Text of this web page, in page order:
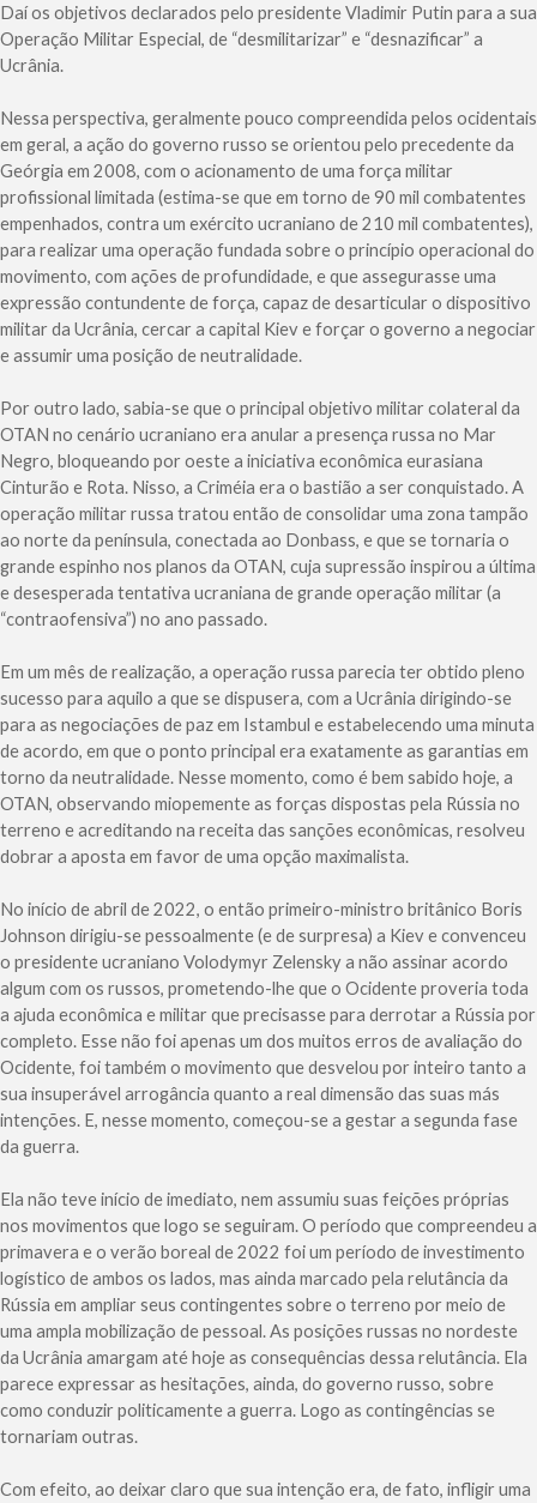
Daí os objetivos declarados pelo presidente Vladimir Putin para a sua
Operação Militar Especial, de “desmilitarizar” e “desnazificar” a
Ucrânia.
Nessa perspectiva, geralmente pouco compreendida pelos ocidentais
em geral, a ação do governo russo se orientou pelo precedente da
Geórgia em 2008, com o acionamento de uma força militar
profissional limitada (estima-se que em torno de 90 mil combatentes
empenhados, contra um exército ucraniano de 210 mil combatentes),
para realizar uma operação fundada sobre o princípio operacional do
movimento, com ações de profundidade, e que assegurasse uma
expressão contundente de força, capaz de desarticular o dispositivo
militar da Ucrânia, cercar a capital Kiev e forçar o governo a negociar
e assumir uma posição de neutralidade.
Por outro lado, sabia-se que o principal objetivo militar colateral da
OTAN no cenário ucraniano era anular a presença russa no Mar
Negro, bloqueando por oeste a iniciativa econômica eurasiana
Cinturão e Rota. Nisso, a Criméia era o bastião a ser conquistado. A
operação militar russa tratou então de consolidar uma zona tampão
ao norte da península, conectada ao Donbass, e que se tornaria o
grande espinho nos planos da OTAN, cuja supressão inspirou a última
e desesperada tentativa ucraniana de grande operação militar (a
“contraofensiva”) no ano passado.
Em um mês de realização, a operação russa parecia ter obtido pleno
sucesso para aquilo a que se dispusera, com a Ucrânia dirigindo-se
para as negociações de paz em Istambul e estabelecendo uma minuta
de acordo, em que o ponto principal era exatamente as garantias em
torno da neutralidade. Nesse momento, como é bem sabido hoje, a
OTAN, observando miopemente as forças dispostas pela Rússia no
terreno e acreditando na receita das sanções econômicas, resolveu
dobrar a aposta em favor de uma opção maximalista.
No início de abril de 2022, o então primeiro-ministro britânico Boris
Johnson dirigiu-se pessoalmente (e de surpresa) a Kiev e convenceu
o presidente ucraniano Volodymyr Zelensky a não assinar acordo
algum com os russos, prometendo-lhe que o Ocidente proveria toda
a ajuda econômica e militar que precisasse para derrotar a Rússia por
completo. Esse não foi apenas um dos muitos erros de avaliação do
Ocidente, foi também o movimento que desvelou por inteiro tanto a
sua insuperável arrogância quanto a real dimensão das suas más
intenções. E, nesse momento, começou-se a gestar a segunda fase
da guerra.
Ela não teve início de imediato, nem assumiu suas feições próprias
nos movimentos que logo se seguiram. O período que compreendeu a
primavera e o verão boreal de 2022 foi um período de investimento
logístico de ambos os lados, mas ainda marcado pela relutância da
Rússia em ampliar seus contingentes sobre o terreno por meio de
uma ampla mobilização de pessoal. As posições russas no nordeste
da Ucrânia amargam até hoje as consequências dessa relutância. Ela
parece expressar as hesitações, ainda, do governo russo, sobre
como conduzir politicamente a guerra. Logo as contingências se
tornariam outras.
Com efeito, ao deixar claro que sua intenção era, de fato, infligir uma